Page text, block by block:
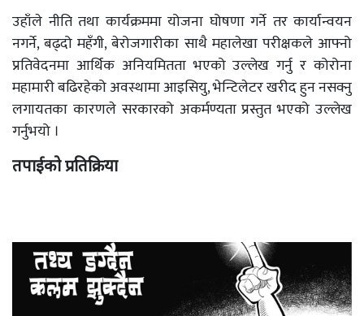
उहाँले नीति तथा कार्यक्रममा योजना घोषणा गर्ने तर कार्यान्वयन
नगर्ने, बढ्दो महँगी, बेरोजगारीका साथै महालेखा परीक्षकले आफ्नो
प्रतिवेदनमा आर्थिक अनियमितता भएको उल्लेख गर्नु र कोरोना
महामारी बढिरहेको अवस्थामा आइसियु, भेन्टिलेटर खरीद हुन नसक्नु
लगायतका कारणले सरकारको अकर्मण्यता प्रस्तुत भएको उल्लेख
गर्नुभयो ।
तपाईको प्रतिक्रिया